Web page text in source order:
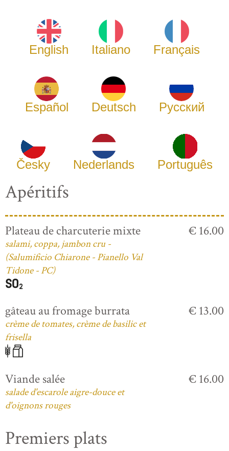
English Italiano Français
Español Deutsch Русский
Česky Nederlands Português
Apéritifs
Plateau de charcuterie mixte
salami, coppa, jambon cru -
(Salumificio Chiarone - Pianello Val
Tidone - PC)
€ 16.00
gâteau au fromage burrata
crème de tomates, crème de basilic et
frisella
€ 13.00
Viande salée
salade d'escarole aigre-douce et
d'oignons rouges
€ 16.00
Premiers plats